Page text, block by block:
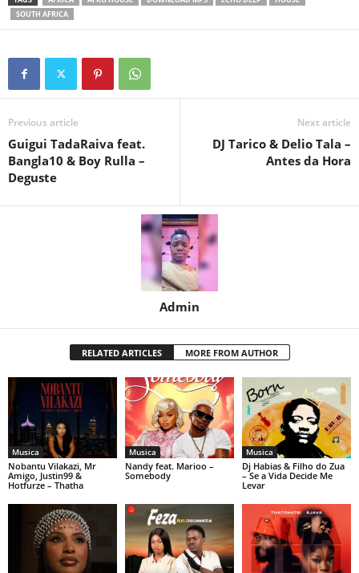
SOUTH AFRICA
Previous article
Guigui TadaRaiva feat.
Bangla10 & Boy Rulla –
Deguste
Next article
DJ Tarico & Delio Tala –
Antes da Hora
Admin
RELATED ARTICLES MORE FROM AUTHOR
Musica
Nobantu Vilakazi, Mr
Amigo, Justin99 &
Hotfurze – Thatha
Musica
Nandy feat. Marioo –
Somebody
Musica
Dj Habias & Filho do Zua
– Se a Vida Decide Me
Levar